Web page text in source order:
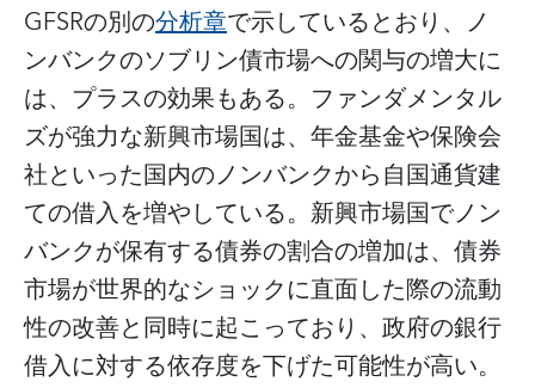
GFSRの別の分析章で示しているとおり、ノ
ンバンクのソブリン債市場への関与の増大に
は、プラスの効果もある。ファンダメンタル
ズが強力な新興市場国は、年金基金や保険会
社といった国内のノンバンクから自国通貨建
ての借入を増やしている。新興市場国でノン
バンクが保有する債券の割合の増加は、債券
市場が世界的なショックに直面した際の流動
性の改善と同時に起こっており、政府の銀行
借入に対する依存度を下げた可能性が高い。